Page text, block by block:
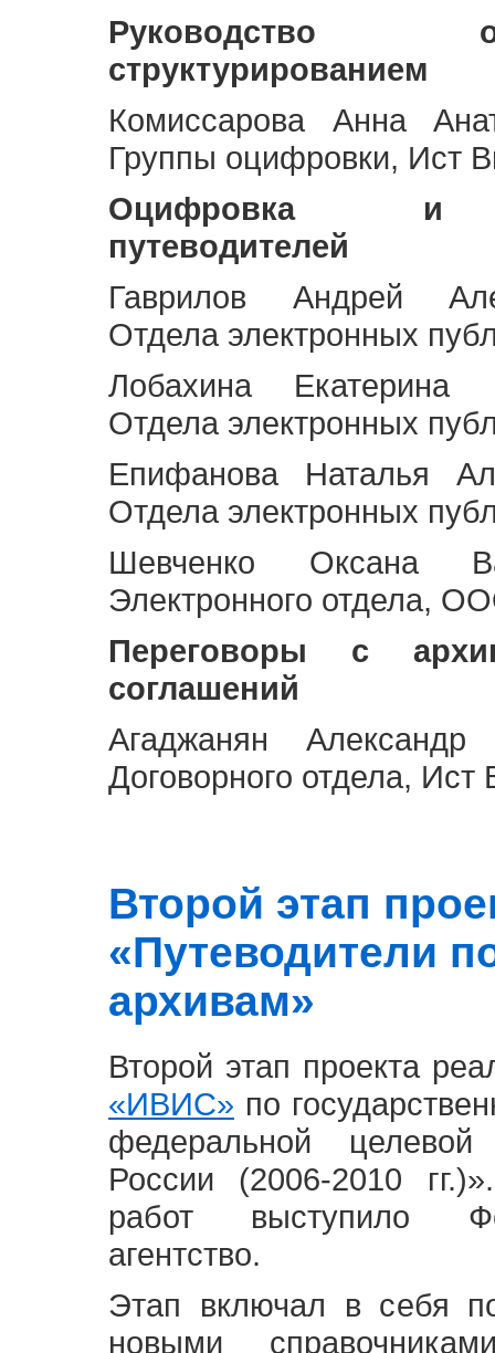
Руководство
структурированием
Комиссарова Анна
Группы оцифровки, Ист
Оцифровка и
путеводителей
Гаврилов Андрей
Отдела электронных
Лобахина Екатерина
Отдела электронных
Епифанова Наталья
Отдела электронных
Шевченко Оксана
Электронного отдела,
Переговоры с
соглашений
Агаджанян Александр
Договорного отдела,
Второй этап
«Путеводители
архивам»
Второй этап проекта
«ИВИС» по
федеральной
России (2006-2010
работ выступило
агентство.
Этап включал в себя
новыми